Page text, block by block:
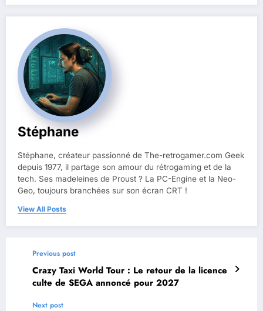
Stéphane
Stéphane, créateur passionné de The-retrogamer.com Geek
depuis 1977, il partage son amour du rétrogaming et de la
tech. Ses madeleines de Proust ? La PC-Engine et la Neo-
Geo, toujours branchées sur son écran CRT !
View All Posts
Previous post
Crazy Taxi World Tour : Le retour de la licence
culte de SEGA annoncé pour 2027
Next post